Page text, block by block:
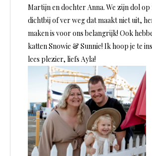
Martijn en dochter Anna. We zijn dol
dichtbij of ver weg dat maakt niet uit,
maken is voor ons belangrijk! Ook
katten Snowie & Sunnie! Ik hoop je te
lees plezier, liefs Ayla!